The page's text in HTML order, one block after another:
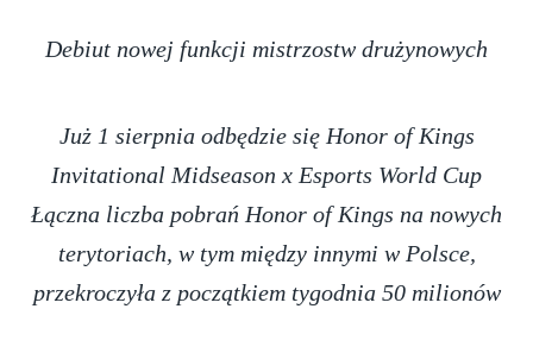
Debiut nowej funkcji mistrzostw drużynowych
Już 1 sierpnia odbędzie się Honor of Kings
Invitational Midseason x Esports World Cup
Łączna liczba pobrań Honor of Kings na nowych
terytoriach, w tym między innymi w Polsce,
przekroczyła z początkiem tygodnia 50 milionów